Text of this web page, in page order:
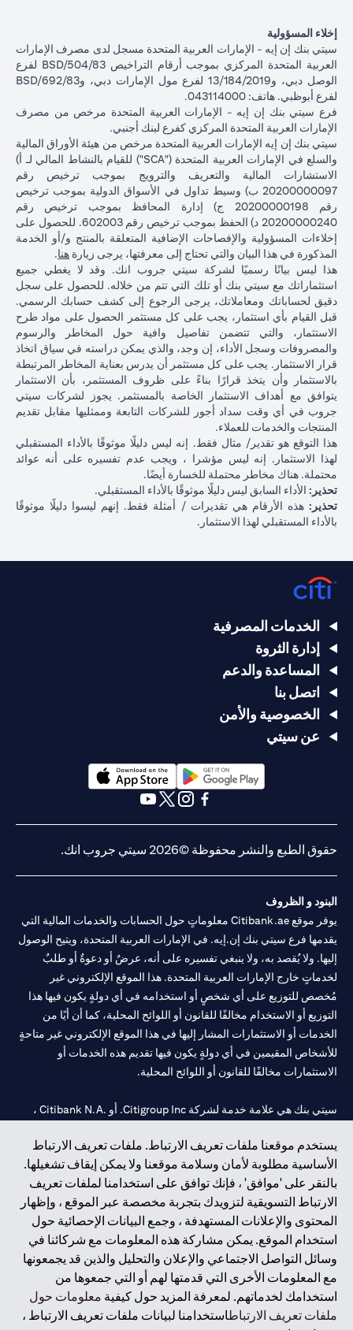
إخلاء المسؤولية
سيتي بنك إن إيه - الإمارات العربية المتحدة مسجل لدى مصرف الإمارات
العربية المتحدة المركزي بموجب أرقام التراخيص BSD/504/83 لفرع
الوصل دبي، و13/184/2019 لفرع مول الإمارات دبي، وBSD/692/83
لفرع أبوظبي. هاتف: 043114000.
فرع سيتي بنك إن إيه - الإمارات العربية المتحدة مرخص من مصرف
الإمارات العربية المتحدة المركزي كفرع لبنك أجنبي.
سيتي بنك إن إيه الإمارات العربية المتحدة مرخص من هيئة الأوراق المالية
والسلع في الإمارات العربية المتحدة ("SCA") للقيام بالنشاط المالي لـ أ)
الاستشارات المالية والتعريف والترويج بموجب ترخيص رقم
20200000097 ب) وسيط تداول في الأسواق الدولية بموجب ترخيص
رقم 20200000198 ج) إدارة المحافظ بموجب ترخيص رقم
20200000240 د) الحفظ بموجب ترخيص رقم 602003. للحصول على
إخلاءات المسؤولية والإفصاحات الإضافية المتعلقة بالمنتج و/أو الخدمة
المذكورة في هذا البيان والتي تحتاج إلى معرفتها، يرجى زيارة هنا.
هذا ليس بيانًا رسميًا لشركة سيتي جروب انك. وقد لا يغطي جميع
استثماراتك مع سيتي بنك أو تلك التي تتم من خلاله. للحصول على سجل
دقيق لحساباتك ومعاملاتك، يرجى الرجوع إلى كشف حسابك الرسمي.
قبل القيام بأي استثمار، يجب على كل مستثمر الحصول على مواد طرح
الاستثمار، والتي تتضمن تفاصيل وافية حول المخاطر والرسوم
والمصروفات وسجل الأداء، إن وجد، والذي يمكن دراسته في سياق اتخاذ
قرار الاستثمار. يجب على كل مستثمر أن يدرس بعناية المخاطر المرتبطة
بالاستثمار وأن يتخذ قرارًا بناءً على ظروف المستثمر، بأن الاستثمار
يتوافق مع أهداف الاستثمار الخاصة بالمستثمر. يجوز لشركات سيتي
جروب في أي وقت سداد أجور للشركات التابعة وممثليها مقابل تقديم
المنتجات والخدمات للعملاء.
هذا التوقع هو تقدير/ مثال فقط. إنه ليس دليلًا موثوقًا بالأداء المستقبلي
لهذا الاستثمار. إنه ليس مؤشرا ، ويجب عدم تفسيره على أنه عوائد
محتملة. هناك مخاطر محتملة للخسارة أيضًا.
تحذير: الأداء السابق ليس دليلًا موثوقًا بالأداء المستقبلي.
تحذير: هذه الأرقام هي تقديرات / أمثلة فقط. إنهم ليسوا دليلًا موثوقًا
بالأداء المستقبلي لهذا الاستثمار.
يستخدم موقعنا ملفات تعريف الارتباط. ملفات تعريف الارتباط
الأساسية مطلوبة لأمان وسلامة موقعنا ولا يمكن إيقاف تشغيلها.
بالنقر على 'موافق' ، فإنك توافق على استخدامنا لملفات تعريف
الارتباط التسويقية لتزويدك بتجربة مخصصة عبر الموقع ، وإظهار
المحتوى والإعلانات المستهدفة ، وجمع البيانات الإحصائية حول
استخدام الموقع. يمكن مشاركة هذه المعلومات مع شركائنا في
وسائل التواصل الاجتماعي والإعلان والتحليل والذين قد يجمعونها
مع المعلومات الأخرى التي قدمتها لهم أو التي جمعوها من
استخدامك لخدماتهم. لمعرفة المزيد حول كيفية معلومات حول
ملفات تعريف الارتباطاستخدامنا لبيانات ملفات تعريف الارتباط ،
الخدمات المصرفية
إدارة الثروة
المساعدة والدعم
اتصل بنا
الخصوصية والأمن
عن سيتي
opens in a new tab
opens in a new tab
حقوق الطبع والنشر محفوظة ©2026 سيتي جروب انك.
البنود و الظروف
يوفر موقع Citibank.ae معلوماتٍ حول الحسابات والخدمات المالية التي
يقدمها فرع سيتي بنك إن.إيه. في الإمارات العربية المتحدة، ويتيح الوصول
إليها. ولا يُقصد به، ولا ينبغي تفسيره على أنه، عرضٌ أو دعوةٌ أو طلبٌ
لخدماتٍ خارج الإمارات العربية المتحدة. هذا الموقع الإلكتروني غير
مُخصص للتوزيع على أي شخصٍ أو استخدامه في أي دولةٍ يكون فيها هذا
التوزيع أو الاستخدام مخالفًا للقانون أو اللوائح المحلية، كما أن أيًا من
الخدمات أو الاستثمارات المشار إليها في هذا الموقع الإلكتروني غير متاحةٍ
للأشخاص المقيمين في أي دولةٍ يكون فيها تقديم هذه الخدمات أو
الاستثمارات مخالفًا للقانون أو اللوائح المحلية.
سيتي بنك هي علامة خدمة لشركة Citigroup Inc. أو .Citibank N.A ،
سيتي بنك إن. إيه. الإمارات مسجل لدى مصرف الإمارات المركزي تحت
أرقام التراخيص 202563 لفرع الوصل في دبي، 531989 لفرع مول
الإمارات في دبي، و CN-1002019 لفرع أبوظبي. هاتف: 4000 311 04.
فرع سيتي بنك إن إيه - الإمارات العربية المتحدة مرخص من مصرف
الإمارات العربية المتحدة المركزي كفرع لبنك أجنبي.
سيتي بنك إن إيه الإمارات العربية المتحدة مرخص من هيئة الأوراق المالية
والسلع في الإمارات العربية المتحدة ("SCA") للقيام بالنشاط المالي لـ أ)
الاستشارات المالية والتعريف والترويج بموجب ترخيص رقم
20200000097 ب) وسيط تداول في الأسواق الدولية بموجب ترخيص